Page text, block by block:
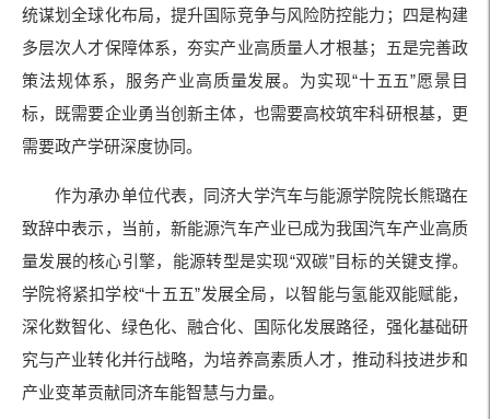
统谋划全球化布局，提升国际竞争与风险防控能力；四是构建
多层次人才保障体系，夯实产业高质量人才根基；五是完善政
策法规体系，服务产业高质量发展。为实现“十五五”愿景目
标，既需要企业勇当创新主体，也需要高校筑牢科研根基，更
需要政产学研深度协同。
作为承办单位代表，同济大学汽车与能源学院院长熊璐在
致辞中表示，当前，新能源汽车产业已成为我国汽车产业高质
量发展的核心引擎，能源转型是实现“双碳”目标的关键支撑。
学院将紧扣学校“十五五”发展全局，以智能与氢能双能赋能，
深化数智化、绿色化、融合化、国际化发展路径，强化基础研
究与产业转化并行战略，为培养高素质人才，推动科技进步和
产业变革贡献同济车能智慧与力量。